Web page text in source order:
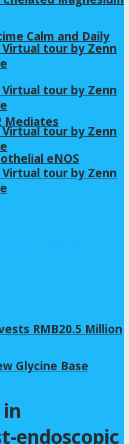
Calm and Daily
Mediates
eNOS
RMB20.5 Million
Glycine Base
tour by Zenn
tour by Zenn
tour by Zenn
tour by Zenn
endoscopic